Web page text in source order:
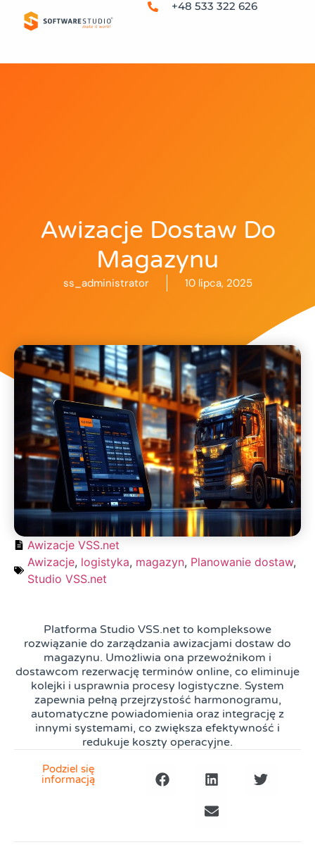
+48 533 322 626
Awizacje Dostaw Do
Magazynu
ss_administrator 10 lipca, 2025
Awizacje VSS.net
Awizacje, logistyka, magazyn, Planowanie dostaw,
Studio VSS.net
Platforma Studio VSS.net to kompleksowe
rozwiązanie do zarządzania awizacjami dostaw do
magazynu. Umożliwia ona przewoźnikom i
dostawcom rezerwację terminów online, co eliminuje
kolejki i usprawnia procesy logistyczne. System
zapewnia pełną przejrzystość harmonogramu,
automatyczne powiadomienia oraz integrację z
innymi systemami, co zwiększa efektywność i
redukuje koszty operacyjne.
Podziel się
informacją